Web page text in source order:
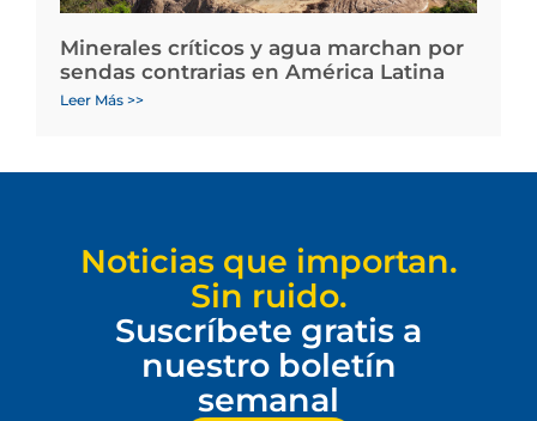
Minerales críticos y agua marchan por
sendas contrarias en América Latina
Leer Más >>
Noticias que importan.
Sin ruido.
Suscríbete gratis a
nuestro boletín
semanal